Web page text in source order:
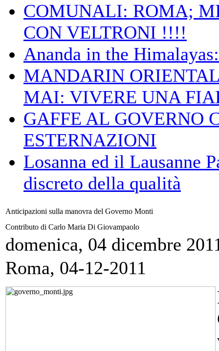
COMUNALI: ROMA;
CON VELTRONI !!!!
Ananda in the
MANDARIN
MAI: VIVERE UNA
GAFFE AL GOVERNO
ESTERNAZIONI
Losanna ed il Lausanne
discreto della qualità
Anticipazioni sulla manovra del Governo Monti
Contributo di Carlo Maria Di Giovampaolo
domenica, 04 dicembre
Roma, 04-12-2011